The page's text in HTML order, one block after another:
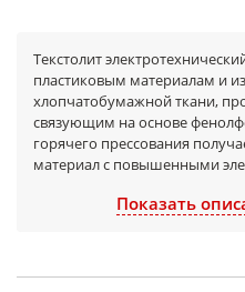
Текстолит
пластиковым материалам и
хлопчатобумажной ткани,
связующим на основе
горячего прессования
материал с повышенными
выпускается по ГОСТ 2910-74
Показать